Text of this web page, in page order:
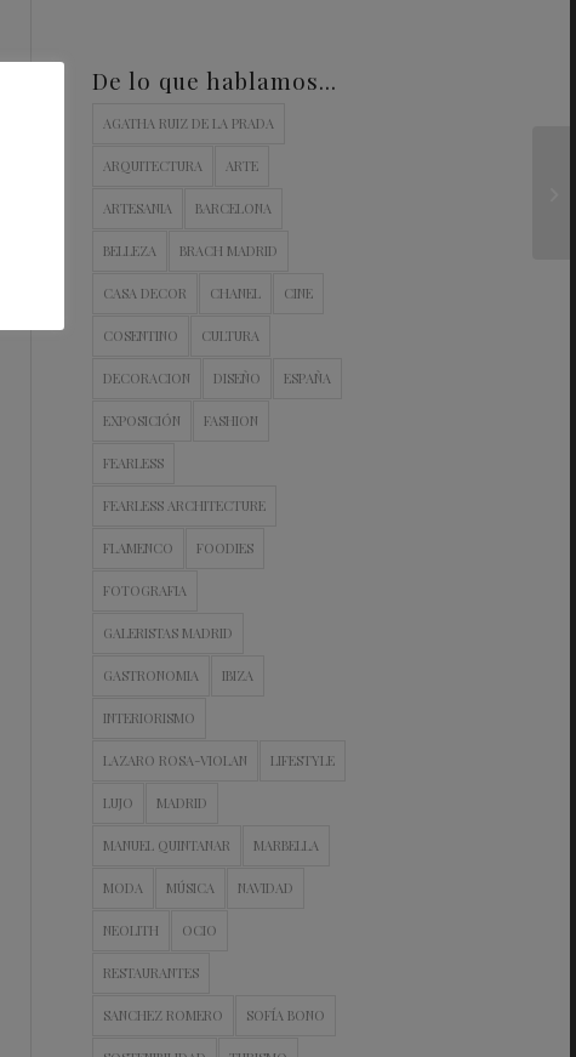
De lo que hablamos…
AGATHA RUIZ DE LA PRADA
ARQUITECTURA ARTE
ARTESANIA BARCELONA
BELLEZA BRACH MADRID
CASA DECOR CHANEL CINE
COSENTINO CULTURA
DECORACION DISEÑO ESPAÑA
EXPOSICIÓN FASHION
FEARLESS
FEARLESS ARCHITECTURE
FLAMENCO FOODIES
FOTOGRAFIA
GALERISTAS MADRID
GASTRONOMIA IBIZA
INTERIORISMO
LAZARO ROSA-VIOLAN LIFESTYLE
LUJO MADRID
MANUEL QUINTANAR MARBELLA
MODA MÚSICA NAVIDAD
NEOLITH OCIO
RESTAURANTES
SANCHEZ ROMERO SOFÍA BONO